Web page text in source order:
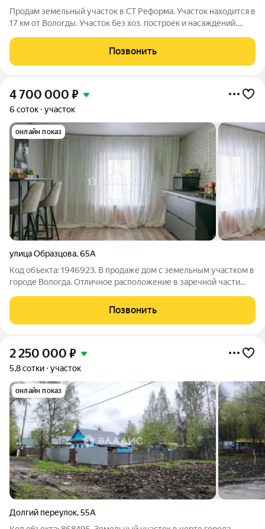
Продам земельный участок в СТ Реформа. Участок находится в
17 км от Вологды. Участок без хоз. построек и насаждений.
первой линии от дороги. Звоните, отвечу на все ваши
вопросы! Подходит под
Позвонить
4 700 000 ₽
6 соток участок
онлайн показ
улица Образцова,65А
Код объекта: 1946923. В продаже дом с земельным участком в
городе Вологда. Отличное расположение в заречной части
детские сады, магазины. Участок ровный, правильной
прямоугольной формы. Вокруг
Позвонить
2 250 000 ₽
5,8 сотки участок
онлайн показ
Долгий переулок,55А